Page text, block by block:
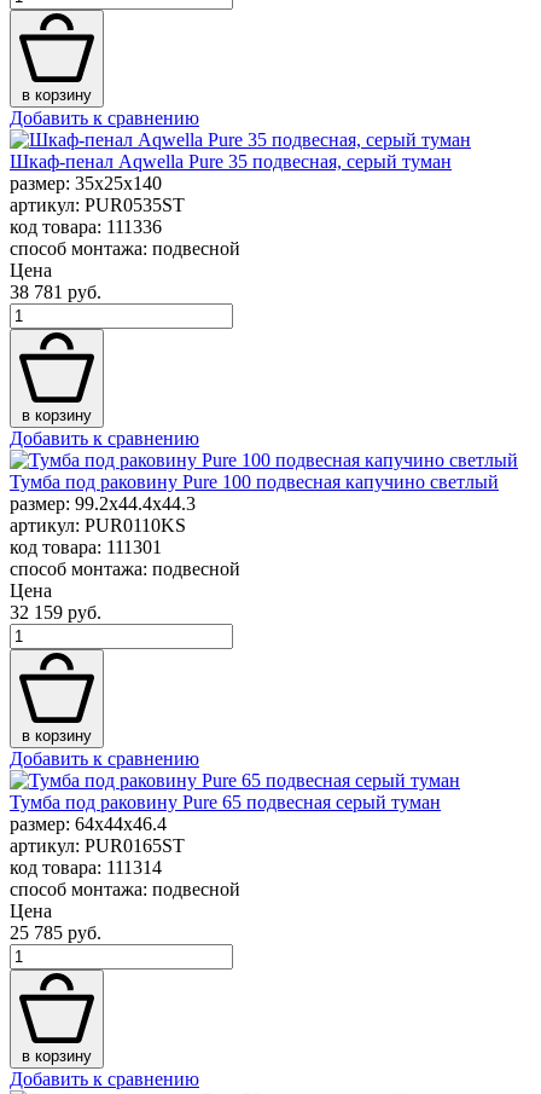
в корзину
Добавить к сравнению
Шкаф-пенал Aqwella Pure 35 подвесная, серый туман
размер: 35x25x140
артикул: PUR0535ST
код товара: 111336
способ монтажа: подвесной
Цена
38 781 руб.
в корзину
Добавить к сравнению
Тумба под раковину Pure 100 подвесная капучино светлый
размер: 99.2x44.4x44.3
артикул: PUR0110KS
код товара: 111301
способ монтажа: подвесной
Цена
32 159 руб.
в корзину
Добавить к сравнению
Тумба под раковину Pure 65 подвесная серый туман
размер: 64x44x46.4
артикул: PUR0165ST
код товара: 111314
способ монтажа: подвесной
Цена
25 785 руб.
в корзину
Добавить к сравнению